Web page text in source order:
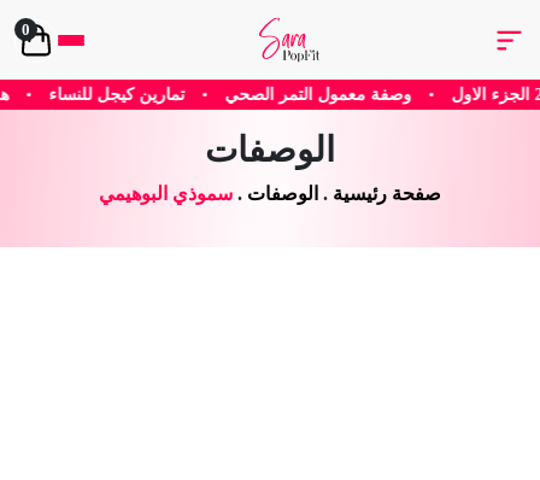
0
الصحي • تمارين كيجل للنساء • هل يساعد الكافيين في إنقاص
الوصفات
صفحة رئيسية . الوصفات . سموذي البوهيمي